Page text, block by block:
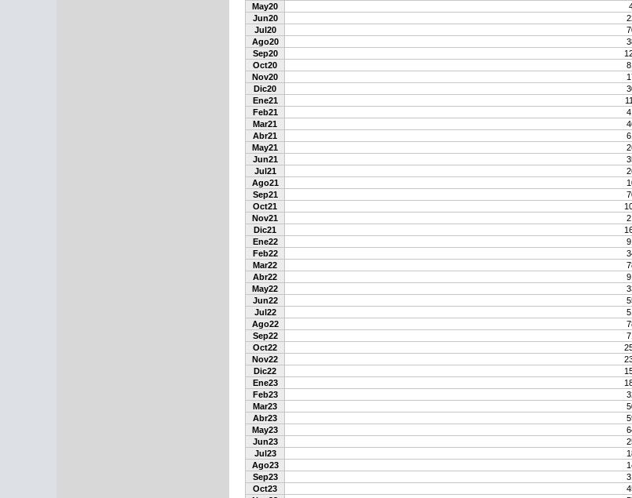
May20
Jun20
Jul20
Ago20
Sep20
Oct20
Nov20
Dic20
Ene21
Feb21
Mar21
Abr21
May21
Jun21
Jul21
Ago21
Sep21
Oct21
Nov21
Dic21
Ene22
Feb22
Mar22
Abr22
May22
Jun22
Jul22
Ago22
Sep22
Oct22
Nov22
Dic22
Ene23
Feb23
Mar23
Abr23
May23
Jun23
Jul23
Ago23
Sep23
Oct23